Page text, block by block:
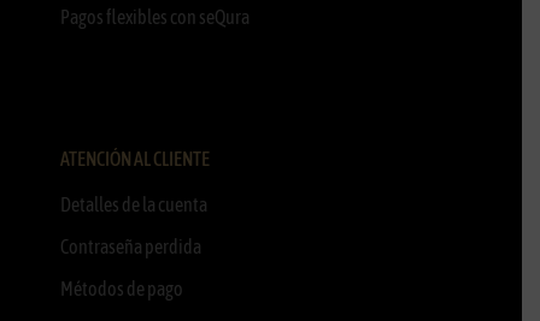
Pagos flexibles con seQura
ATENCIÓN AL CLIENTE
Detalles de la cuenta
Contraseña perdida
Métodos de pago